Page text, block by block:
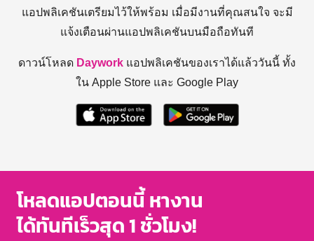
แอปพลิเคชันเตรียมไว้ให้พร้อม เมื่อมีงานที่คุณสนใจ จะมี
แจ้งเตือนผ่านแอปพลิเคชันบนมือถือทันที
ดาวน์โหลด Daywork แอปพลิเคชันของเราได้แล้ววันนี้ ทั้ง
ใน Apple Store และ Google Play
โหลดแอปตอนนี้ หางาน
ได้ทันทีเร็วสุด 1 ชั่วโมง!